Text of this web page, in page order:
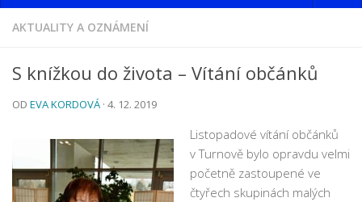
Knihovna
Oddělení pro dospělé
Oddělení pro děti a mládež
Dětský web
Multimediální studovna
Informační centrum pro mládež
AKTUALITY A OZNÁMENÍ
S knížkou do života – Vítání občánků
OD EVA KORDOVÁ · 4. 12. 2019
Listopadové vítání občánků
v Turnově bylo opravdu velmi
početně zastoupené ve
čtyřech skupinách malých